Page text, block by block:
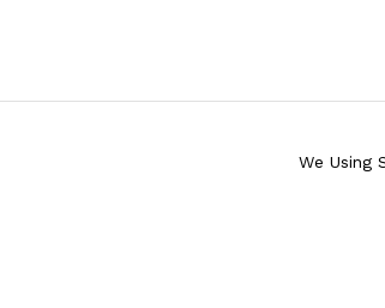
We Using